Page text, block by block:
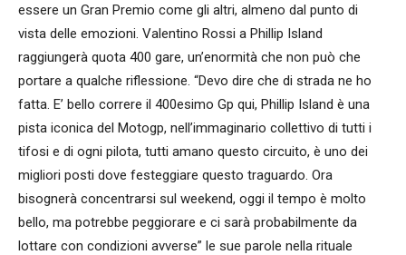
essere un Gran Premio come gli altri, almeno dal punto di
vista delle emozioni. Valentino Rossi a Phillip Island
raggiungerà quota 400 gare, un’enormità che non può che
portare a qualche riflessione. “Devo dire che di strada ne ho
fatta. E’ bello correre il 400esimo Gp qui, Phillip Island è una
pista iconica del Motogp, nell’immaginario collettivo di tutti i
tifosi e di ogni pilota, tutti amano questo circuito, è uno dei
migliori posti dove festeggiare questo traguardo. Ora
bisognerà concentrarsi sul weekend, oggi il tempo è molto
bello, ma potrebbe peggiorare e ci sarà probabilmente da
lottare con condizioni avverse” le sue parole nella rituale